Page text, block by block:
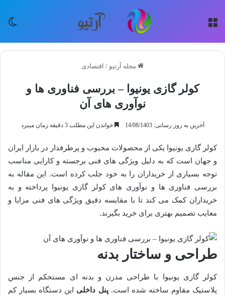
مجله آرتیو / اقتصادی
کولر گازی یونیوا – بررسی فناوری ها و
نوآوری های آن
آخرین به روز رسانی: 14/08/1403 خواندن این مطلب 3 دقیقه زمان میبرد
کولر گازی یونیوا یکی از محصولات محبوب و پرطرفدار در بازار ایران
و جهان است که به دلیل ویژگی های فنی برجسته و کارایی مناسب
توجه بسیاری از خریداران را به خود جلب کرده است. این مقاله به
بررسی فناوری ها و نوآوری های کولر گازی یونیوا پرداخته و به
خریداران کمک می کند تا با مقایسه دقیق ویژگی های فنی مزایا و
معایب تصمیم بهتری برای خرید بگیرند.
طراحی و ساختار بدنه
کولر گازی یونیوا با طراحی مدرن و بدنه ای مستحکم از جنس
پلاستیک مقاوم ساخته شده است.پنل داخلی این دستگاه بسیار کم